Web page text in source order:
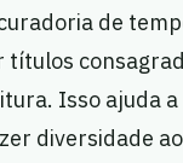
de
Isso ajuda
diversidade